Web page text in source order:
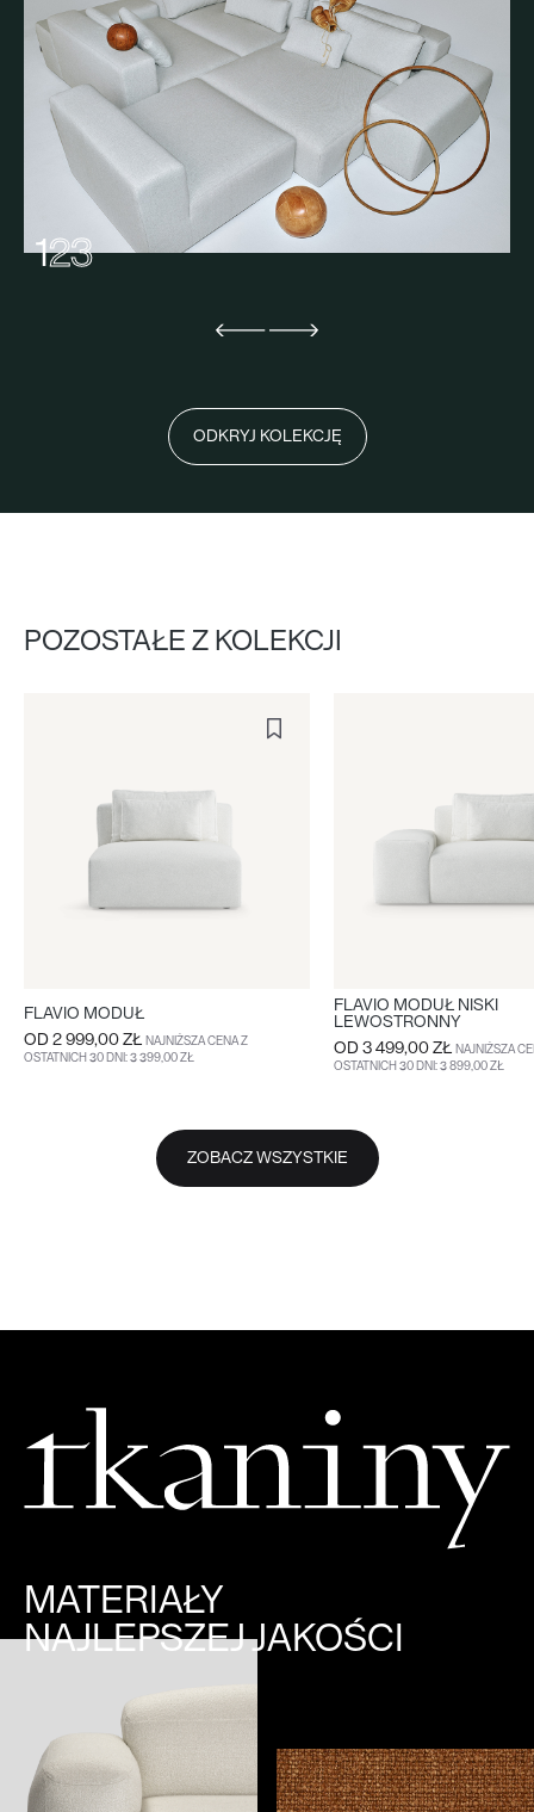
ODKRYJ KOLEKCJĘ
123
POZOSTAŁE Z KOLEKCJI
FLAVIO MODUŁ
OD 2 999,00 ZŁ NAJNIŻSZA CENA Z
OSTATNICH 30 DNI: 3 399,00 ZŁ
FLAVIO MODUŁ NISKI
LEWOSTRONNY
OD 3 499,00 ZŁ NAJNIŻSZA
OSTATNICH 30 DNI: 3 899,00 ZŁ
ZOBACZ WSZYSTKIE
MATERIAŁY
NAJLEPSZEJ JAKOŚCI